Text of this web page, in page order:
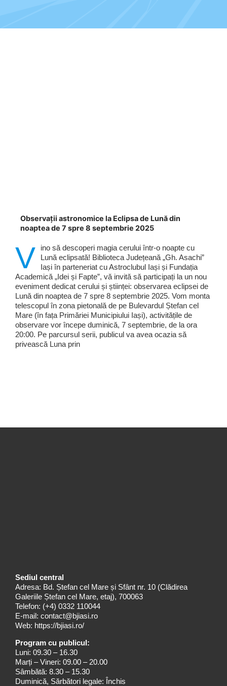
Observații astronomice la Eclipsa de Lună din
noaptea de 7 spre 8 septembrie 2025
V
ino să descoperi magia cerului într-o noapte cu
Lună eclipsată! Biblioteca Județeană „Gh. Asachi”
Iași în parteneriat cu Astroclubul Iași și Fundația
Academică „Idei și Fapte”, vă invită să participați la un nou
eveniment dedicat cerului și științei: observarea eclipsei de
Lună din noaptea de 7 spre 8 septembrie 2025. Vom monta
telescopul în zona pietonală de pe Bulevardul Ștefan cel
Mare (în fața Primăriei Municipiului Iași), activitățile de
observare vor începe duminică, 7 septembrie, de la ora
20:00. Pe parcursul serii, publicul va avea ocazia să
privească Luna prin
Sediul central
Adresa: Bd. Ștefan cel Mare și Sfânt nr. 10 (Clădirea
Galeriile Ștefan cel Mare, etaj), 700063
Telefon: (+4) 0332 110044
E-mail: contact@bjiasi.ro
Web: https://bjiasi.ro/
Program cu publicul:
Luni: 09.30 – 16.30
Marți – Vineri: 09.00 – 20.00
Sâmbătă: 8.30 – 15.30
Duminică, Sărbători legale: Închis